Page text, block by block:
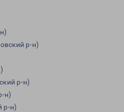
р-н)
р-н)
н)
р-н)